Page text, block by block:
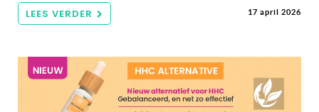
LEES VERDER 17 april 2026